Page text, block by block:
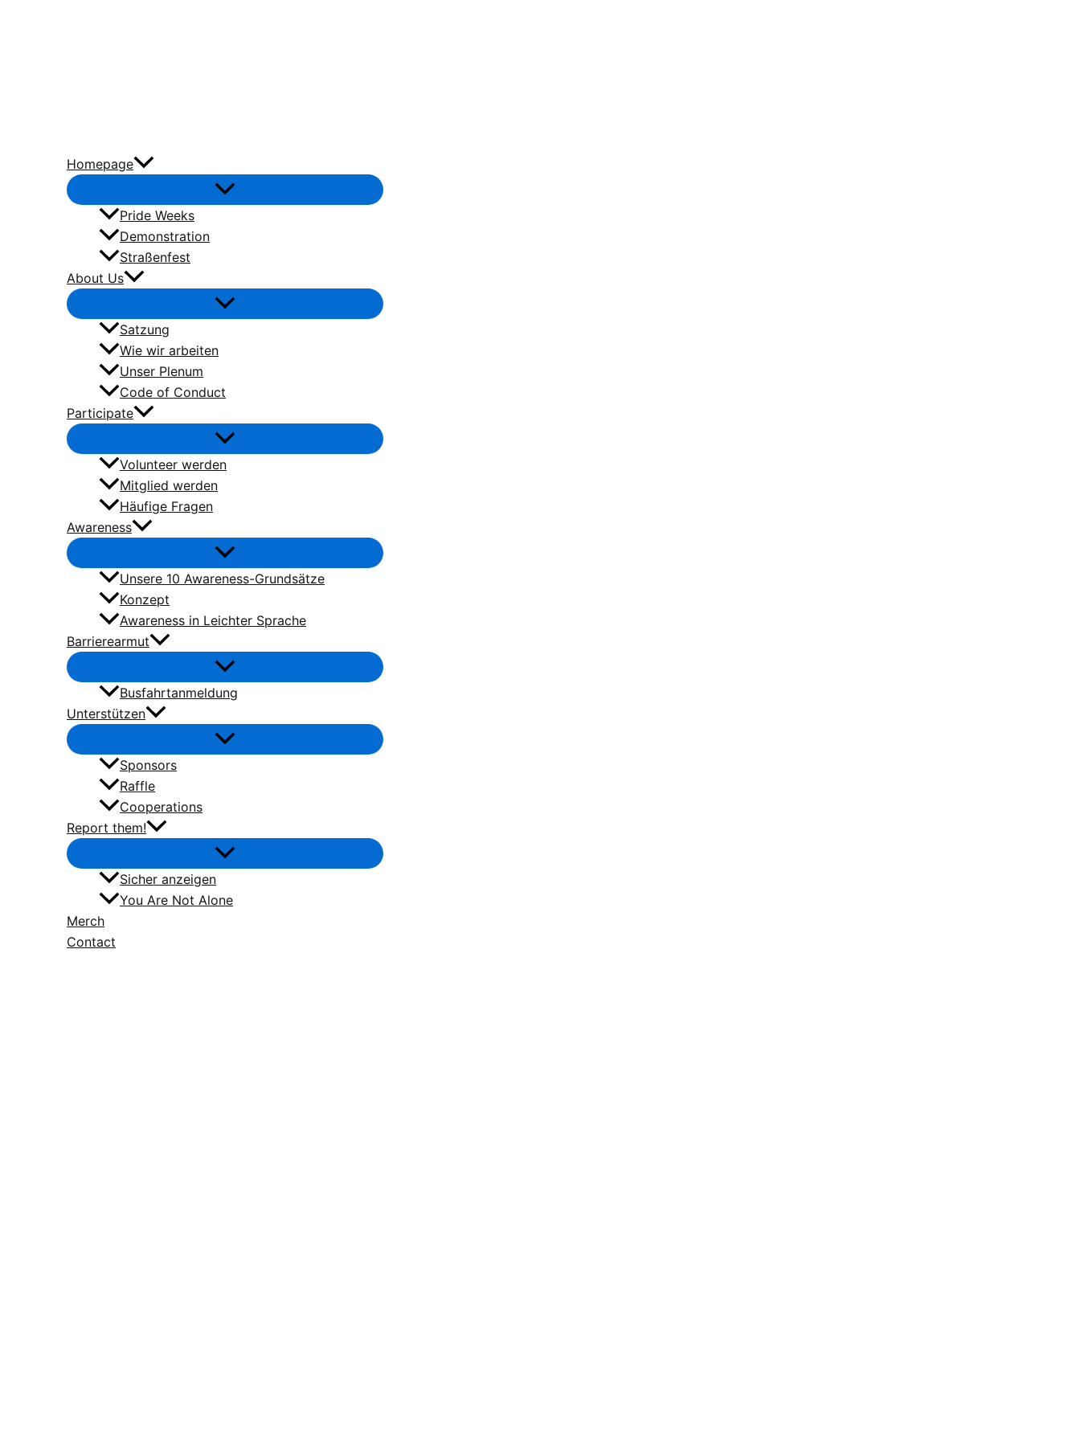
Homepage
Pride Weeks
Demonstration
Straßenfest
About Us
Satzung
Wie wir arbeiten
Unser Plenum
Code of Conduct
Participate
Volunteer werden
Mitglied werden
Häufige Fragen
Awareness
Unsere 10 Awareness-Grundsätze
Konzept
Awareness in Leichter Sprache
Barrierearmut
Busfahrtanmeldung
Unterstützen
Sponsors
Raffle
Cooperations
Report them!
Sicher anzeigen
You Are Not Alone
Merch
Contact